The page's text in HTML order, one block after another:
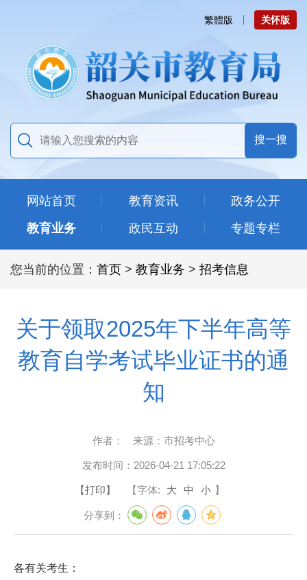
繁體版 关怀版
网站首页 教育资讯
政务公开
教育业务
政民互动 专题专栏
您当前的位置： 首页 > 教育业务 > 招考信息
关于领取2025年下半年高等
教育自学考试毕业证书的通
知
作者： 来源： 市招考中心
发布时间： 2026-04-21 17:05:22
【打印】 【字体: 大 中 小 】
分享到：
各有关考生：